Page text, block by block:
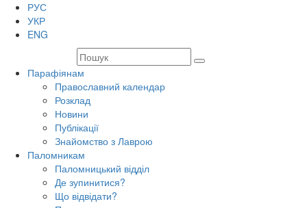
РУС
УКР
ENG
Парафіянам
Православний календар
Розклад
Новини
Публікації
Знайомство з Лаврою
Паломникам
Паломницький відділ
Де зупинитися?
Що відвідати?